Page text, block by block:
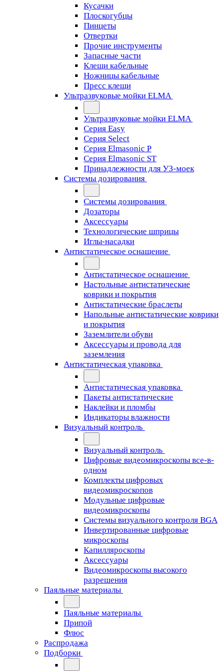
Кусачки
Плоскогубцы
Пинцеты
Отвертки
Прочие инструменты
Запасные части
Клещи кабельные
Ножницы кабельные
Пресс клещи
Ультразвуковые мойки ELMA
Ультразвуковые мойки ELMA
Серия Easy
Серия Select
Серия Elmasonic P
Серия Elmasonic ST
Принадлежности для УЗ-моек
Системы дозирования
Системы дозирования
Дозаторы
Аксессуары
Технологические шприцы
Иглы-насадки
Антистатическое оснащение
Антистатическое оснащение
Настольные антистатические
коврики и покрытия
Антистатические браслеты
Напольные антистатические коврики
и покрытия
Заземлители обуви
Аксессуары и провода для
заземления
Антистатическая упаковка
Антистатическая упаковка
Пакеты антистатические
Наклейки и пломбы
Индикаторы влажности
Визуальный контроль
Визуальный контроль
Цифровые видеомикроскопы все-в-
одном
Комплекты цифровых
видеомикроскопов
Модульные цифровые
видеомикроскопы
Cистемы визуального контроля BGA
Инвертированные цифровые
микроскопы
Капилляроскопы
Аксессуары
Видеомикроскопы высокого
разрешения
Паяльные материалы
Паяльные материалы
Припой
Флюс
Распродажа
Подборки